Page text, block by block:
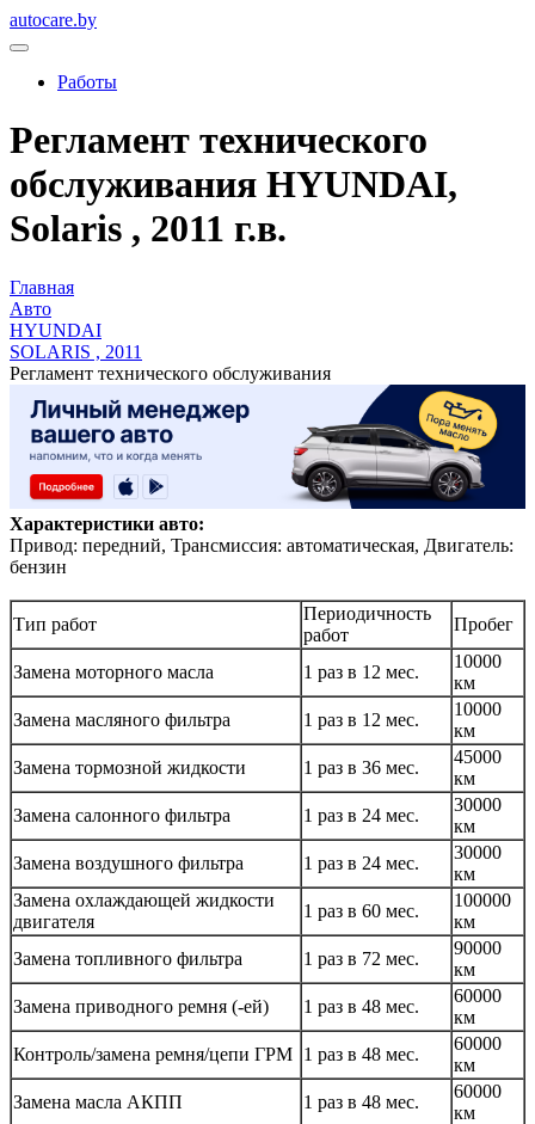
autocare.by
Работы
Регламент технического
обслуживания HYUNDAI,
Solaris , 2011 г.в.
Главная
Авто
HYUNDAI
SOLARIS , 2011
Регламент технического обслуживания
Характеристики авто:
Привод: передний, Трансмиссия: автоматическая, Двигатель:
бензин
Тип работ
Периодичность
работ
Пробег
Замена моторного масла 1 раз в 12 мес.
10000
км
Замена масляного фильтра
1 раз в 12 мес.
10000
км
Замена тормозной жидкости
1 раз в 36 мес.
45000
км
Замена салонного фильтра
1 раз в 24 мес.
30000
км
Замена воздушного фильтра
1 раз в 24 мес.
30000
км
Замена охлаждающей жидкости
двигателя
1 раз в 60 мес.
100000
км
Замена топливного фильтра
1 раз в 72 мес.
90000
км
Замена приводного ремня (-ей)
1 раз в 48 мес.
60000
км
Контроль/замена ремня/цепи ГРМ 1 раз в 48 мес.
60000
км
Замена масла АКПП
1 раз в 48 мес.
60000
км